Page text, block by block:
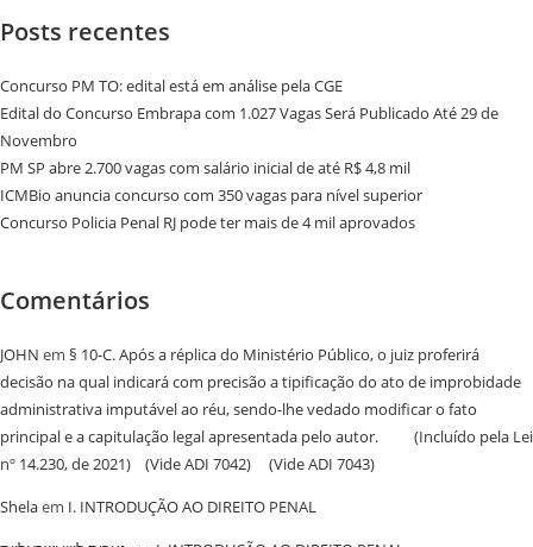
Posts recentes
Concurso PM TO: edital está em análise pela CGE
Edital do Concurso Embrapa com 1.027 Vagas Será Publicado Até 29 de
Novembro
PM SP abre 2.700 vagas com salário inicial de até R$ 4,8 mil
ICMBio anuncia concurso com 350 vagas para nível superior
Concurso Policia Penal RJ pode ter mais de 4 mil aprovados
Comentários
JOHN em § 10-C. Após a réplica do Ministério Público, o juiz proferirá
decisão na qual indicará com precisão a tipificação do ato de improbidade
administrativa imputável ao réu, sendo-lhe vedado modificar o fato
principal e a capitulação legal apresentada pelo autor. (Incluído pela Lei
nº 14.230, de 2021) (Vide ADI 7042) (Vide ADI 7043)
Shelaem I. INTRODUÇÃO AO DIREITO PENAL